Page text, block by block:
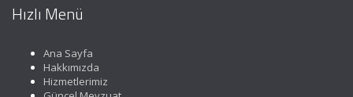
Hızlı Menü
Ana Sayfa
Hakkımızda
Hizmetlerimiz